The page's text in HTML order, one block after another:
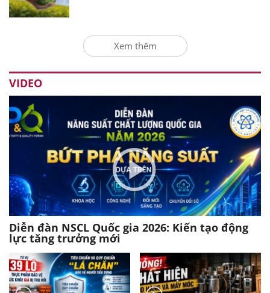
Xem thêm
VIDEO
Diễn đàn NSCL Quốc gia 2026: Kiến tạo động
lực tăng trưởng mới